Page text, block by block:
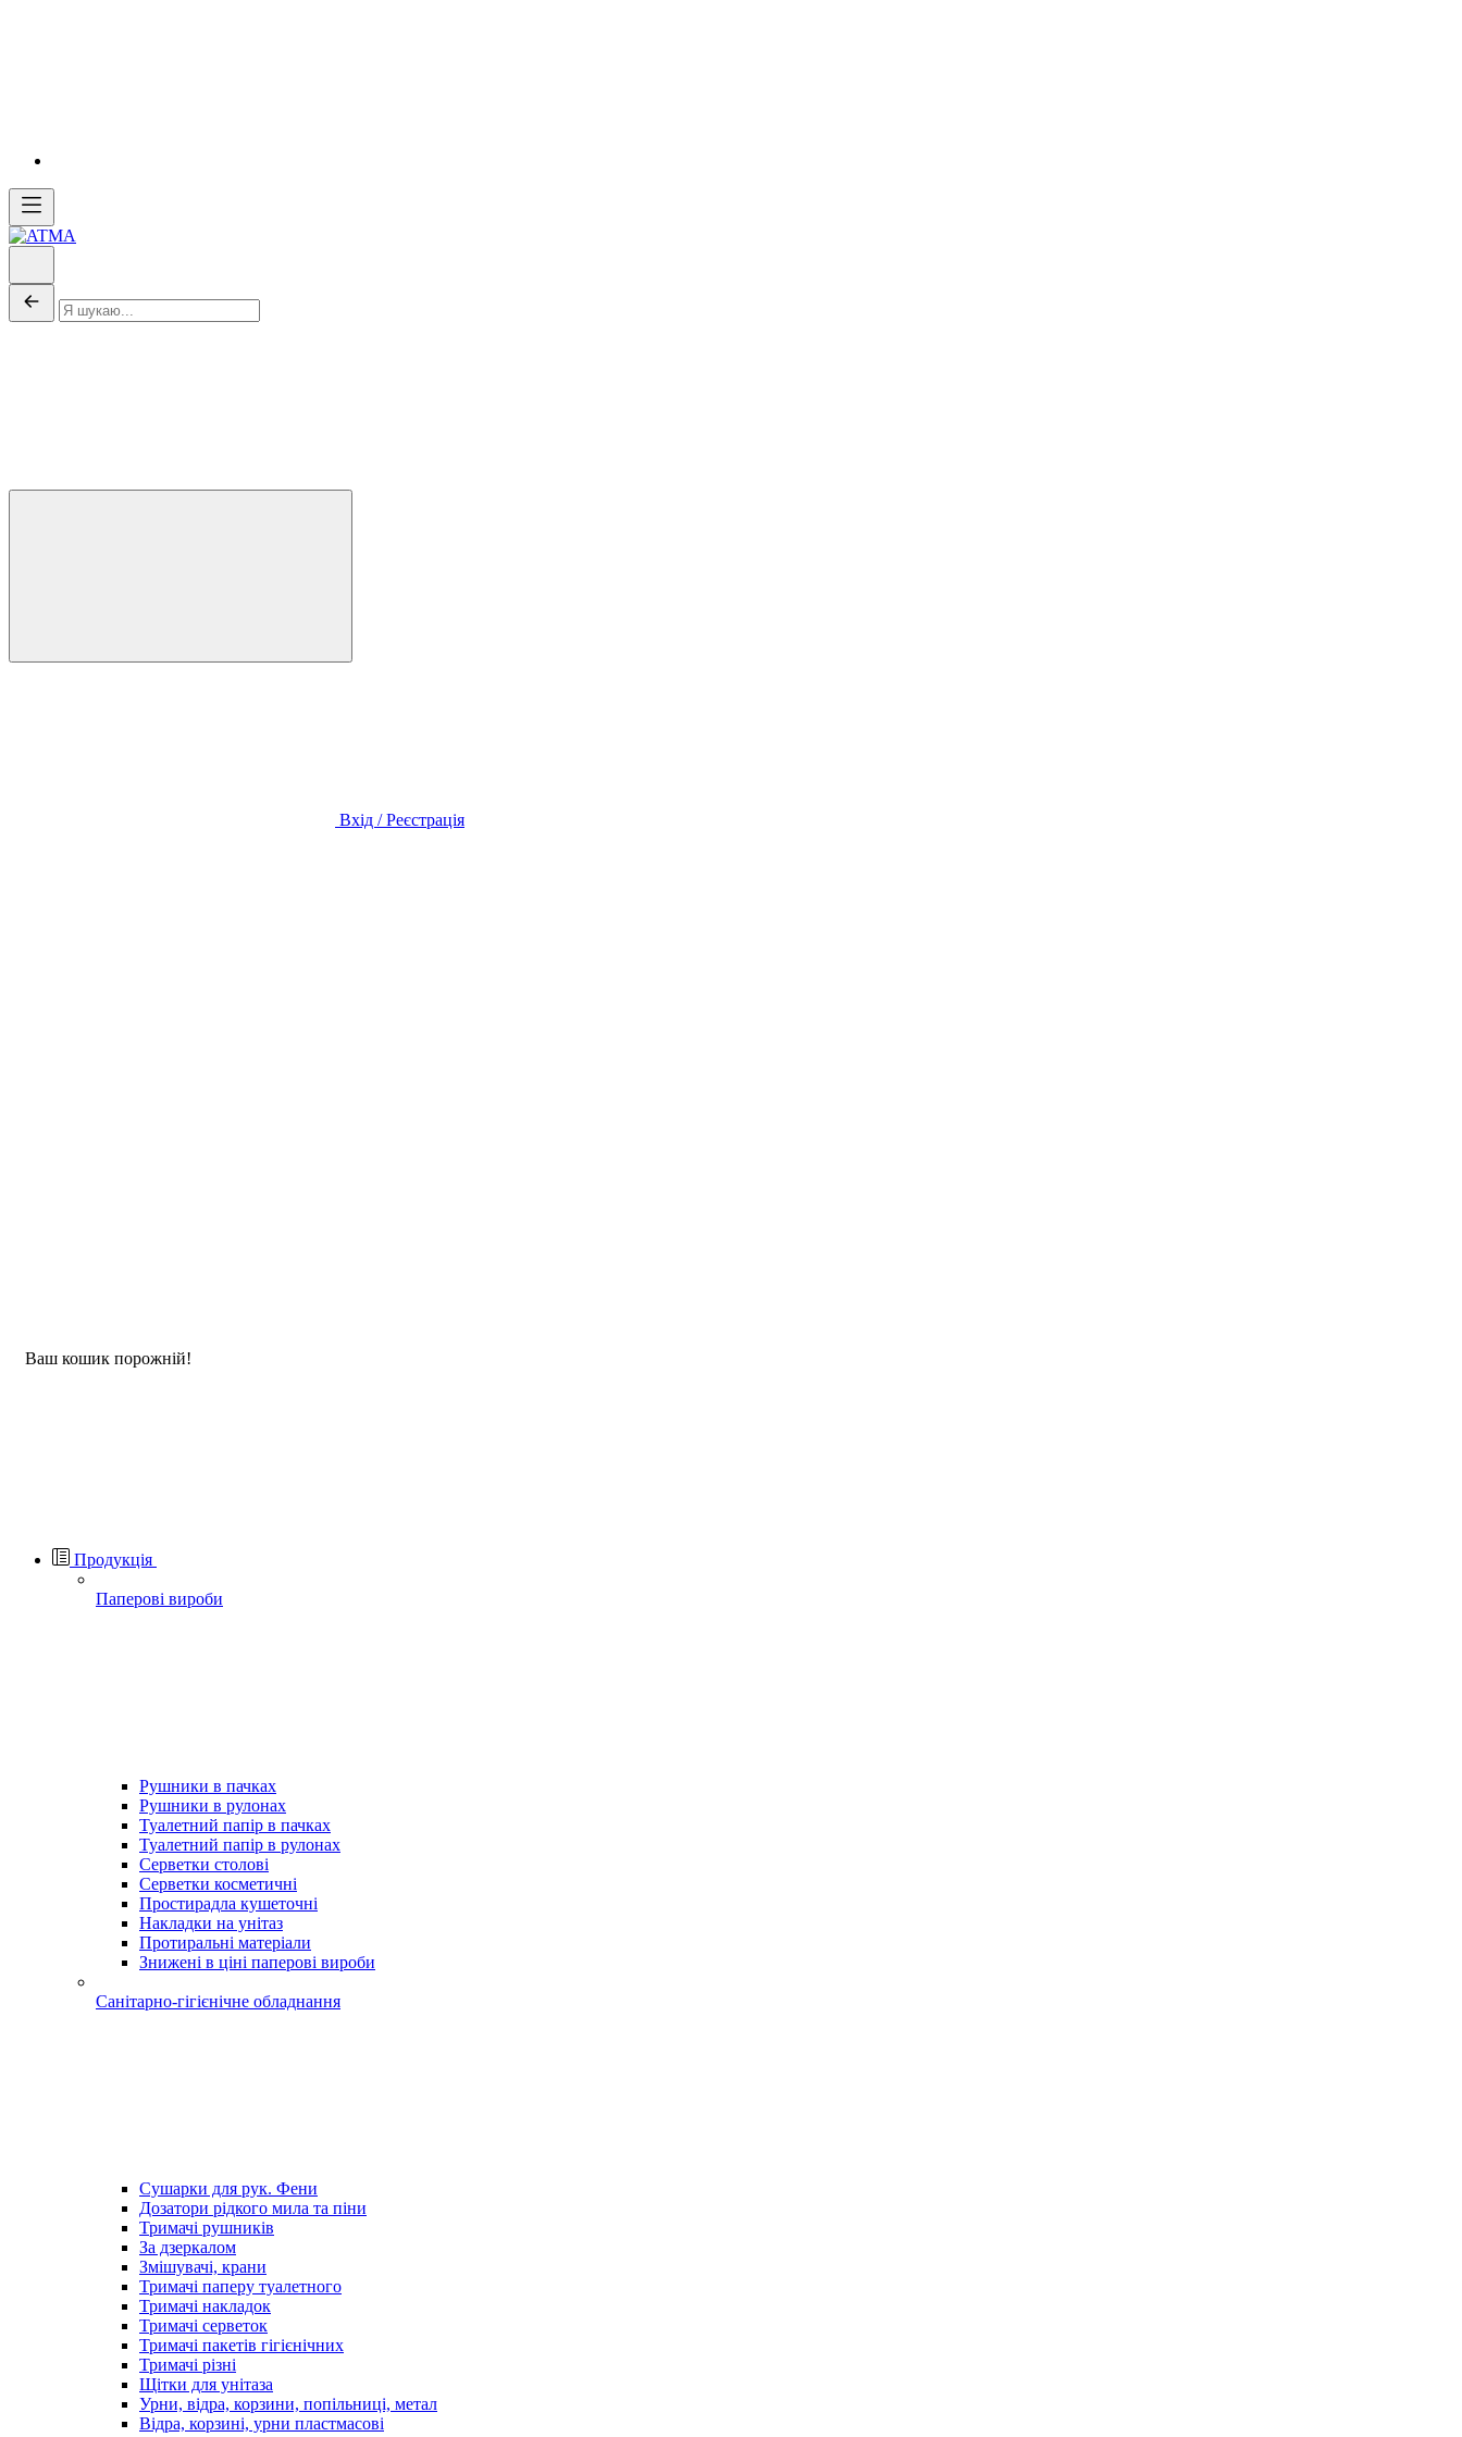
Вхід / Реєстрація
Ваш кошик порожній!
Продукція
Паперові вироби
Рушники в пачках
Рушники в рулонах
Туалетний папір в пачках
Туалетний папір в рулонах
Серветки столові
Серветки косметичні
Простирадла кушеточні
Накладки на унітаз
Протиральні матеріали
Знижені в ціні паперові вироби
Санітарно-гігієнічне обладнання
Сушарки для рук. Фени
Дозатори рідкого мила та піни
Тримачі рушників
За дзеркалом
Змішувачі, крани
Тримачі паперу туалетного
Тримачі накладок
Тримачі серветок
Тримачі пакетів гігієнічних
Тримачі різні
Щітки для унітаза
Урни, відра, корзини, попільниці, метал
Відра, корзині, урни пластмасові